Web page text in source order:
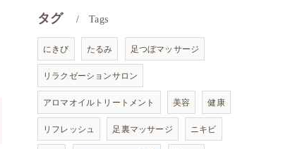
タグ Tags
にきび たるみ 足つぼマッサージ
リラクゼーションサロン
アロマオイルトリートメント 美容 健康
リフレッシュ 足裏マッサージ ニキビ